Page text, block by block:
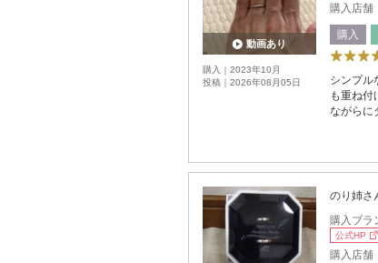
動画あり
購入｜2023年10月
投稿｜2026年08月05日
購入店舗
購入
シンプル
も重ね付
ながらに
のり姉さ
購入ブラ
公式HP
購入店舗